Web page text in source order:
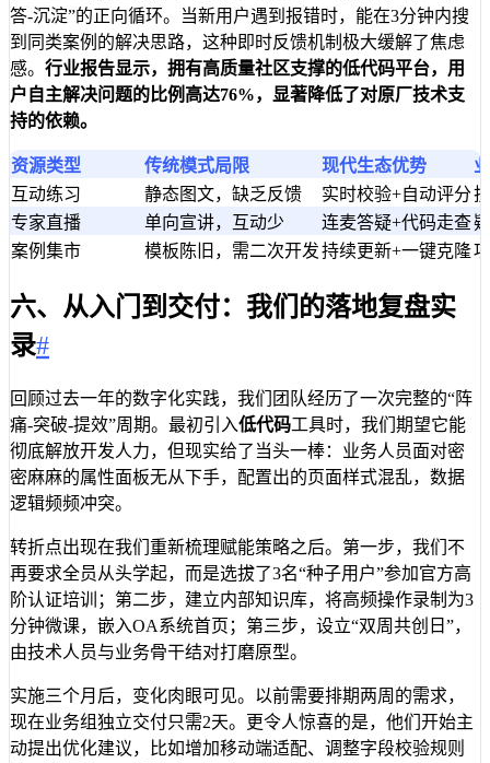
答-沉淀”的正向循环。当新用户遇到报错时，能在3分钟内搜
到同类案例的解决思路，这种即时反馈机制极大缓解了焦虑
感。 行业报告显示，拥有高质量社区支撑的低代码平台，用
户自主解决问题的比例高达76%，显著降低了对原厂技术支
持的依赖。
资源类型 传统模式局限 现代生态优势
互动练习
静态图文，缺乏反馈 实时校验+自动评分
专家直播
单向宣讲，互动少 连麦答疑+代码走查
案例集市
模板陈旧，需二次开发持续更新+一键克隆
六、从入门到交付：我们的落地复盘实
录#
回顾过去一年的数字化实践，我们团队经历了一次完整的“阵
痛-突破-提效”周期。最初引入低代码工具时，我们期望它能
彻底解放开发人力，但现实给了当头一棒：业务人员面对密
密麻麻的属性面板无从下手，配置出的页面样式混乱，数据
逻辑频频冲突。
转折点出现在我们重新梳理赋能策略之后。第一步，我们不
再要求全员从头学起，而是选拔了3名“种子用户”参加官方高
阶认证培训；第二步，建立内部知识库，将高频操作录制为3
分钟微课，嵌入OA系统首页；第三步，设立“双周共创日”，
由技术人员与业务骨干结对打磨原型。
实施三个月后，变化肉眼可见。以前需要排期两周的需求，
现在业务组独立交付只需2天。更令人惊喜的是，他们开始主
动提出优化建议，比如增加移动端适配、调整字段校验规则